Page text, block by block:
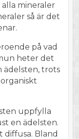
mineraler
så är det
på vad
heter det
ädelsten, trots
uppfylla
en ädelsten.
diffusa. Bland